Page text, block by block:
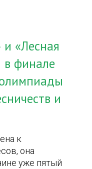
«Лесная
в финале
и
к
она
уже пятый